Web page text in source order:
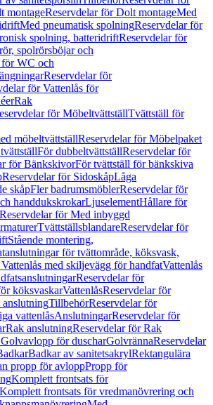
montageReservdelar för Dolt montageMed
Med pneumatisk spolningReservdelar för
spolning, batteridriftReservdelar för
spolrörsböjar och
för WC och
Reservdelar för
för Vattenlås för
Rak
för MöbeltvättställTvättställ för
möbeltvättställReservdelar för Möbelpaket
För dubbeltvättställReservdelar för
för BänkskivorFör tvättställ för bänkskiva
Reservdelar för SidoskåpLåga
skåpFler badrumsmöblerReservdelar för
handdukskrokarLjuselementHållare för
Reservdelar för Med inbyggd
TvättställsblandareReservdelar för
Stående montering,
för tvättområde, köksvask,
med skiljevägg för handfatVattenlås
Reservdelar för
köksvaskarVattenlåsReservdelar för
TillbehörReservdelar för
vattenlåsAnslutningarReservdelar för
Rak anslutningReservdelar för Rak
för duscharGolvrännaReservdelar
Badkar av sanitetsakrylRektangulära
propp för avloppPropp för
Komplett frontsats för
Komplett frontsats för vredmanövrering och